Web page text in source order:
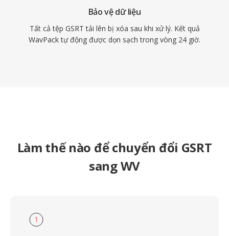
Bảo vệ dữ liệu
Tất cả tệp GSRT tải lên bị xóa sau khi xử lý. Kết quả
WavPack tự động được dọn sạch trong vòng 24 giờ.
Làm thế nào để chuyển đổi GSRT
sang WV
1